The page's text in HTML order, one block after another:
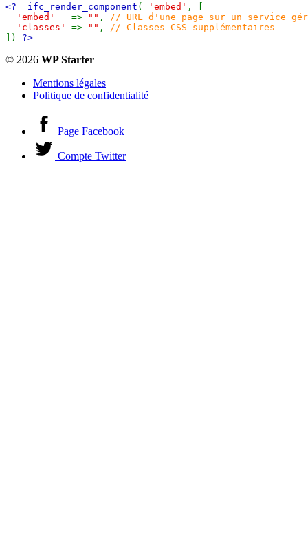
<?= ifc_render_component ( 'embed' , [
'embed' => "" ,
// URL d'une page sur un service
'classes' => "" ,
]) ?>
© 2026 WP Starter
Mentions légales
Politique de confidentialité
Page Facebook
Compte Twitter